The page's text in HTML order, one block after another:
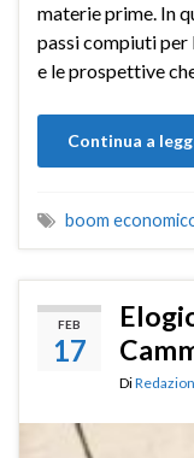
materie prime. In
passi compiuti
e le prospettive
Continua a
boom
FEB
17
Di